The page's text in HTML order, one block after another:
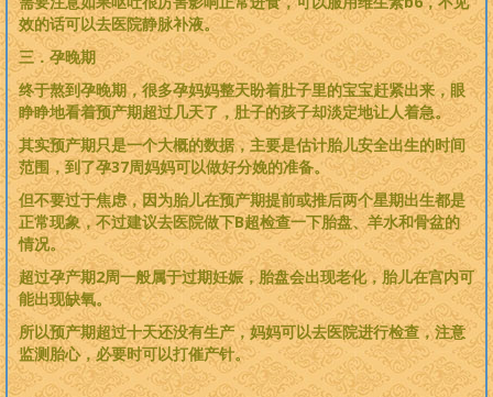
效的话可以去医院静脉补液。
三．孕晚期
终于熬到孕晚期，很多孕妈妈整天盼着肚子里的宝宝赶紧出来，眼
睁睁地看着预产期超过几天了，肚子的孩子却淡定地让人着急。
其实预产期只是一个大概的数据，主要是估计胎儿安全出生的时间
范围，到了孕37周妈妈可以做好分娩的准备。
但不要过于焦虑，因为胎儿在预产期提前或推后两个星期出生都是
正常现象，不过建议去医院做下B超检查一下胎盘、羊水和骨盆的
情况。
超过孕产期2周一般属于过期妊娠，胎盘会出现老化，胎儿在宫内可
能出现缺氧。
所以预产期超过十天还没有生产，妈妈可以去医院进行检查，注意
监测胎心，必要时可以打催产针。